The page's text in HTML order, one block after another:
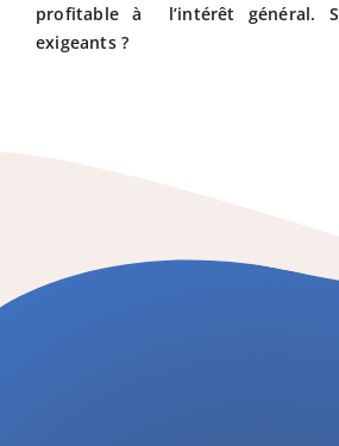
profitable à l’intérêt général.
exigeants ?